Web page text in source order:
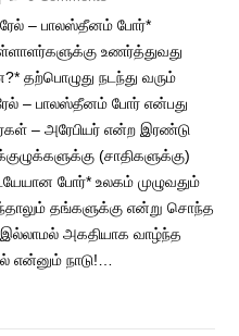
– பாலஸ்தீனம் போர்*
உணர்த்துவது
தற்பொழுது நடந்து வரும்
– பாலஸ்தீனம் போர் என்பது
– அரேபியர் என்ற இரண்டு
(சாதிகளுக்கு)
போர்* உலகம் முழுவதும்
தங்களுக்கு என்று சொந்த
இல்லாமல் அகதியாக வாழ்ந்த
என்னும் நாடு!…